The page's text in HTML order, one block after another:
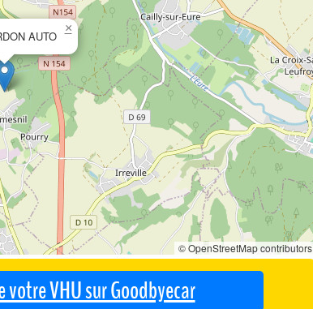
AUTO
×
© OpenStreetMap contributors
VHU sur Goodbyecar